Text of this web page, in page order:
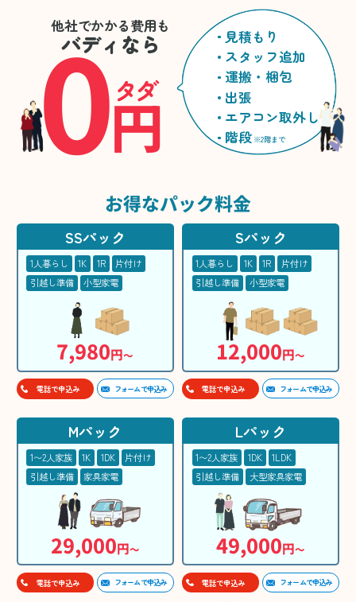
他社でかかる費用も
バディなら
0円
タダ
見積もり
スタッフ追加
運搬・梱包
出張
エアコン取外し
階段 ※2階まで
お得なパック料金
SSパック
1人暮らし 1K 1R
片付け
引越し準備
小型家電
7,980円〜
電話で申込み フォームで申込み
Sパック
1人暮らし 1K 1R
片付け
引越し準備
小型家電
12,000円〜
電話で申込み フォームで申込み
Mパック
1〜2人家族 1K 1DK
片付け
引越し準備
家具家電
29,000円〜
電話で申込み フォームで申込み
Lパック
1〜2人家族 1DK
1LDK
引越し準備
大型家具家電
49,000円〜
電話で申込み フォームで申込み